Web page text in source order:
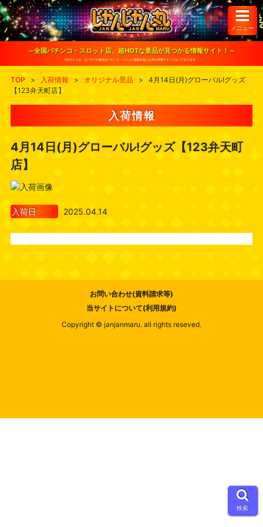
S
k
i
o
メニュー
～全国パチンコ・スロット店、超HOTな景品が見つかる情報サイト！～
※当サイトは、ユーザーが健全なパチンコ・スロット遊戯を楽しむ為の情報サイトとなっております。
TOP > 入荷情報 > オリジナル景品 >
4月14日(月)グローバル!グッズ
【123弁天町店】
入荷情報
4月14日(月)グローバル!グッズ【123弁天町
店】
入荷日 2025.04.14
お問い合わせ(資料請求等)
当サイトについて(利用規約)
Copyright © janjanmaru. all rights reseved.
検索